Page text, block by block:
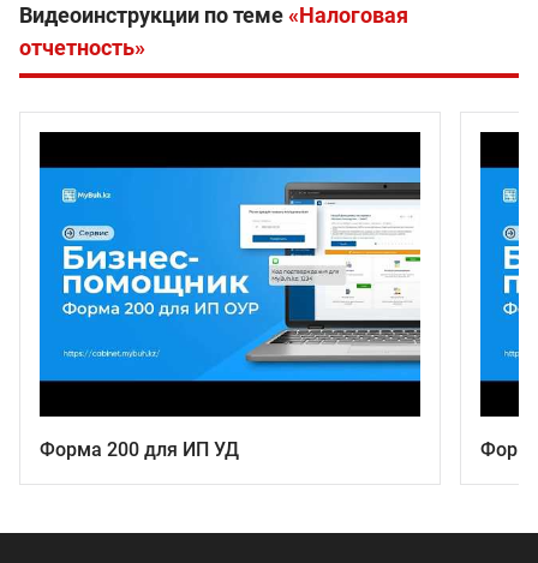
Видеоинструкции по теме«Налоговая
отчетность»
Форма 200 для ИП УД